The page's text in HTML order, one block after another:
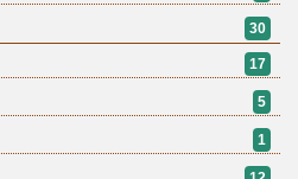
30
17
5
1